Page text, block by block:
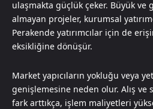
ulaşmakta güçlük çeker. Büyük
almayan projeler, kurumsal
Perakende yatırımcılar için de
eksikliğine dönüşür.
Market yapıcıların yokluğu veya
genişlemesine neden olur. Alış ve
fark arttıkça, işlem maliyetleri